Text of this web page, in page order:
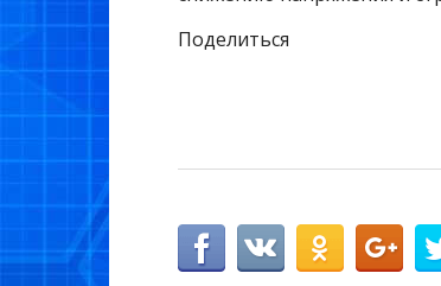
Поделиться